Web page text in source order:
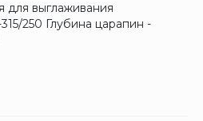
для выглаживания
250 Глубина царапин -